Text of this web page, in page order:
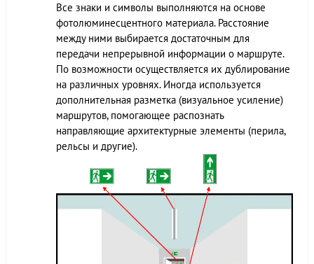
Все знаки и символы выполняются на основе
фотолюминесцентного материала. Расстояние
между ними выбирается достаточным для
передачи непрерывной информации о маршруте.
По возможности осуществляется их дублирование
на различных уровнях. Иногда используется
дополнительная разметка (визуальное усиление)
маршрутов, помогающее распознать
направляющие архитектурные элементы (перила,
рельсы и другие).